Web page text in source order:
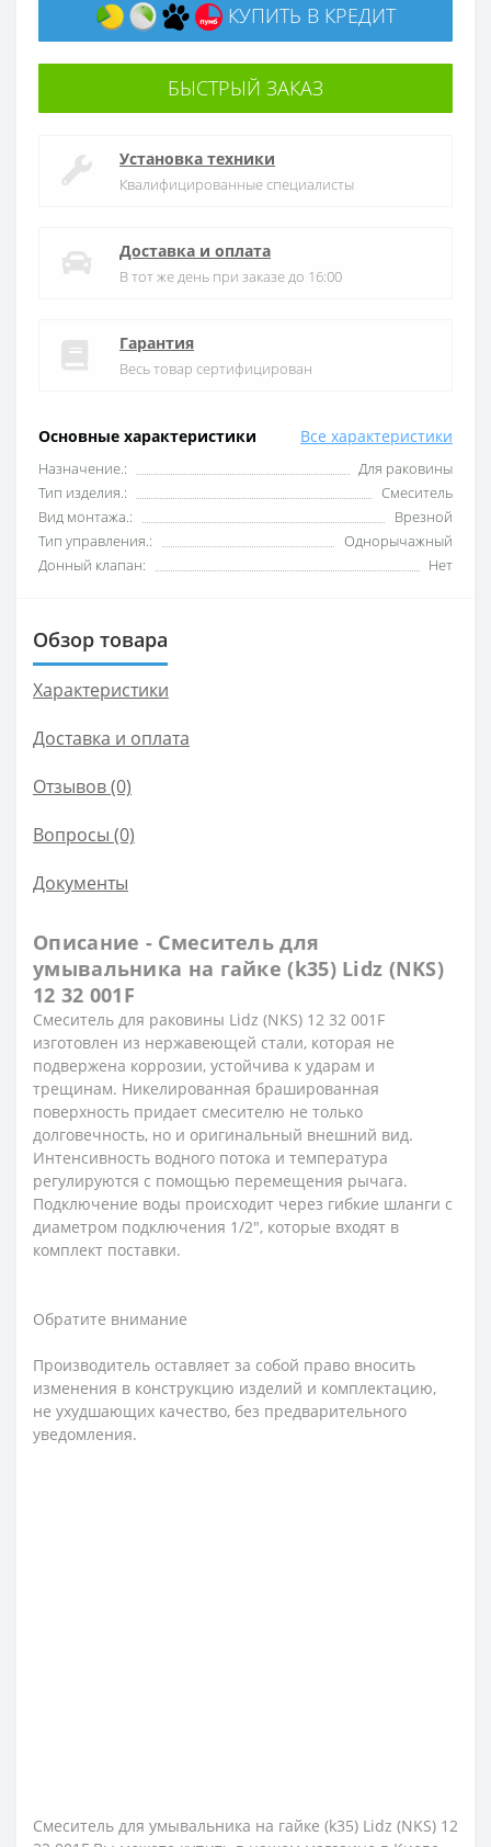
Основные характеристики Все характеристики
Назначение.:
Для раковины
Тип изделия.:
Смеситель
Вид монтажа.:
Врезной
Тип управления.:
Однорычажный
Донный клапан:
Нет
КУПИТЬ В КРЕДИТ
БЫСТРЫЙ ЗАКАЗ
Установка техники
Квалифицированные специалисты
Доставка и оплата
В тот же день при заказе до 16:00
Гарантия
Весь товар сертифицирован
Обзор товара
Характеристики
Доставка и оплата
Отзывов (0)
Вопросы (0)
Документы
Описание - Смеситель для
умывальника на гайке (k35) Lidz (NKS)
12 32 001F
Смеситель для раковины Lidz (NKS) 12 32 001F
изготовлен из нержавеющей стали, которая не
подвержена коррозии, устойчива к ударам и
трещинам. Никелированная брашированная
поверхность придает смесителю не только
долговечность, но и оригинальный внешний вид.
Интенсивность водного потока и температура
регулируются с помощью перемещения рычага.
Подключение воды происходит через гибкие шланги с
диаметром подключения 1/2", которые входят в
комплект поставки.
Обратите внимание
Производитель оставляет за собой право вносить
изменения в конструкцию изделий и комплектацию,
не ухудшающих качество, без предварительного
уведомления.
Смеситель для умывальника на гайке (k35) Lidz (NKS) 12